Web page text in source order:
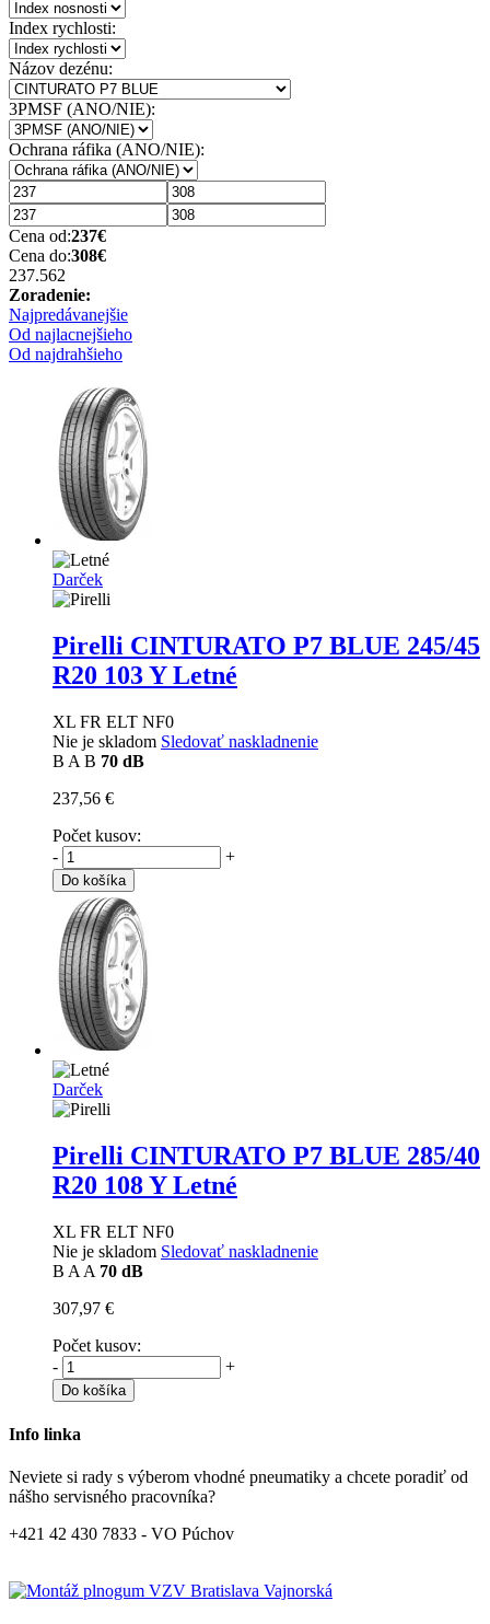
Index rychlosti:
Názov dezénu:
3PMSF (ANO/NIE):
Ochrana ráfika (ANO/NIE):
Cena od:237€
Cena do:308€
237.562
Zoradenie:
Najpredávanejšie
Od najlacnejšieho
Od najdrahšieho
Darček
Pirelli CINTURATO P7 BLUE 245/45
R20 103 Y Letné
XL FR ELT NF0
Nie je skladom Sledovať naskladnenie
B A B 70 dB
237,56 €
Počet kusov:
-
+
Do košíka
Darček
Pirelli CINTURATO P7 BLUE 285/40
R20 108 Y Letné
XL FR ELT NF0
Nie je skladom Sledovať naskladnenie
B A A 70 dB
307,97 €
Počet kusov:
-
+
Do košíka
Info linka
Neviete si rady s výberom vhodné pneumatiky a chcete poradiť od
nášho servisného pracovníka?
+421 42 430 7833 - VO Púchov